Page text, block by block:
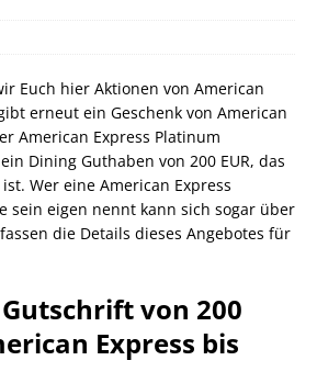
Euch hier Aktionen von American
erneut ein Geschenk von American
American Express Platinum
Dining Guthaben von 200 EUR, das
Wer eine American Express
sein eigen nennt kann sich sogar über
die Details dieses Angebotes für
von 200
Express bis